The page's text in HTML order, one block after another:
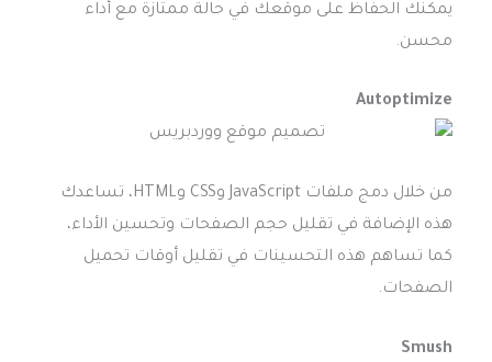
يمكنك الحفاظ على موقعك في حالة ممتازة مع أداء
محسن.
Autoptimize
من خلال دمج ملفات JavaScript وCSS وHTML، تساعدك
هذه الإضافة في تقليل حجم الصفحات وتحسين الأداء،
كما تساهم هذه التحسينات في تقليل أوقات تحميل
الصفحات.
Smush